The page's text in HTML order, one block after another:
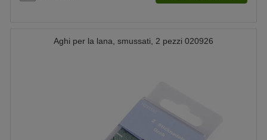
Aghi per la lana, smussati, 2 pezzi 020926